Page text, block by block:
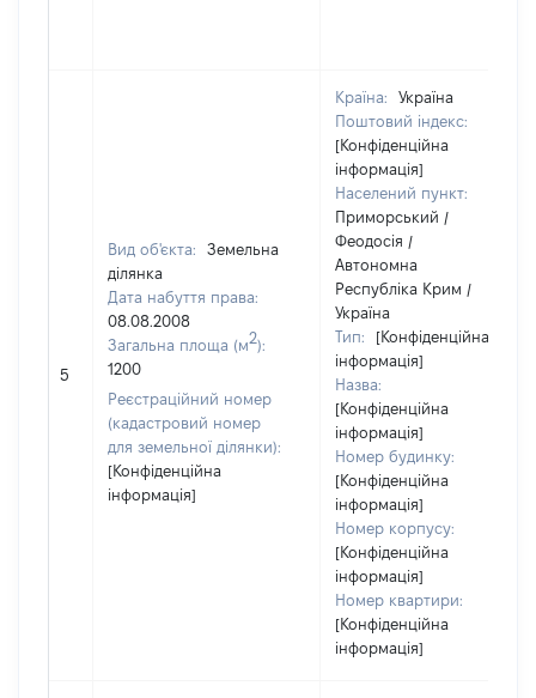
5
Вид об'єкта:
Земельна
ділянка
Дата набуття права:
08.08.2008
Загальна площа (м2):
1200
Реєстраційний номер
(кадастровий номер
для земельної ділянки):
[Конфіденційна
інформація]
Країна:
Україна
Поштовий індекс:
[Конфіденційна
інформація]
Населений пункт:
Приморський /
Феодосія /
Автономна
Республіка Крим /
Україна
Тип:
[Конфіденційна
інформація]
Назва:
[Конфіденційна
інформація]
Номер будинку:
[Конфіденційна
інформація]
Номер корпусу:
[Конфіденційна
інформація]
Номер квартири:
[Конфіденційна
інформація]